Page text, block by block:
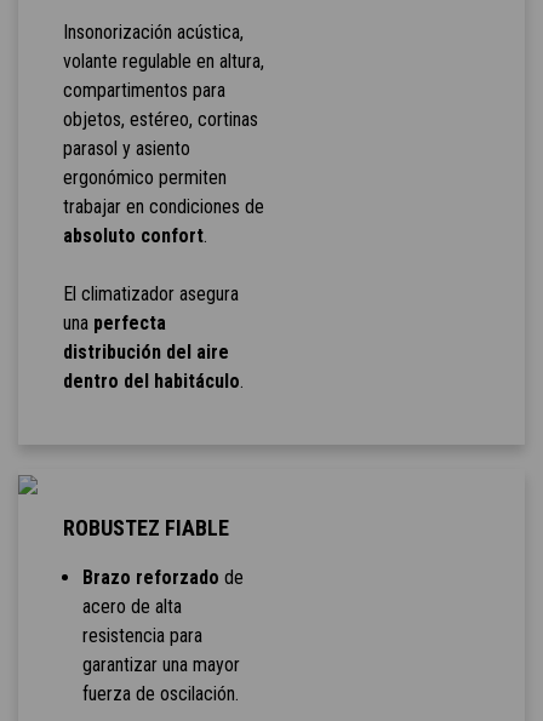
Insonorización acústica,
volante regulable en altura,
compartimentos para
objetos, estéreo, cortinas
parasol y asiento
ergonómico permiten
trabajar en condiciones de
absoluto confort.
El climatizador asegura
una perfecta
distribución del aire
dentro del habitáculo.
ROBUSTEZ FIABLE
Brazo reforzado de
acero de alta
resistencia para
garantizar una mayor
fuerza de oscilación.